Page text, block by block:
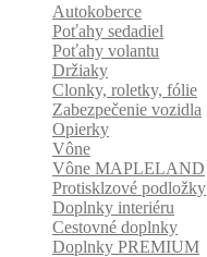
Autokoberce
Poťahy sedadiel
Poťahy volantu
Držiaky
Clonky, roletky, fólie
Zabezpečenie vozidla
Opierky
Vône
Vône MAPLELAND
Protisklzové podložky
Doplnky interiéru
Cestovné doplnky
Doplnky PREMIUM